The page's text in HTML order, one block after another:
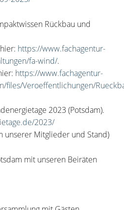
Rückbau und
https://www.fachagentur-
fa-wind/.
https://www.fachagentur-
Veroeffentlichungen/
2023 (Potsdam).
2023/
unserer Mitglieder und Stand)
mit unseren Beiräten